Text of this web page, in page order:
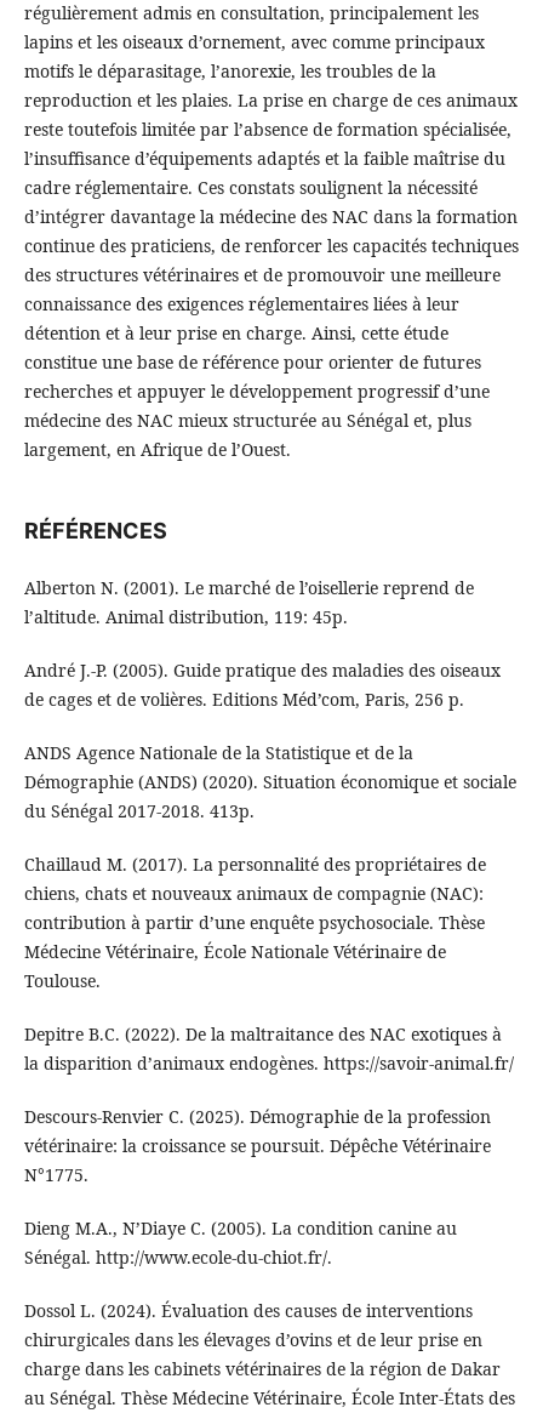
régulièrement admis en consultation, principalement les
lapins et les oiseaux d’ornement, avec comme principaux
motifs le déparasitage, l’anorexie, les troubles de la
reproduction et les plaies. La prise en charge de ces animaux
reste toutefois limitée par l’absence de formation spécialisée,
l’insuffisance d’équipements adaptés et la faible maîtrise du
cadre réglementaire. Ces constats soulignent la nécessité
d’intégrer davantage la médecine des NAC dans la formation
continue des praticiens, de renforcer les capacités techniques
des structures vétérinaires et de promouvoir une meilleure
connaissance des exigences réglementaires liées à leur
détention et à leur prise en charge. Ainsi, cette étude
constitue une base de référence pour orienter de futures
recherches et appuyer le développement progressif d’une
médecine des NAC mieux structurée au Sénégal et, plus
largement, en Afrique de l’Ouest.
RÉFÉRENCES
Alberton N. (2001). Le marché de l’oisellerie reprend de
l’altitude. Animal distribution, 119: 45p.
André J.-P. (2005). Guide pratique des maladies des oiseaux
de cages et de volières. Editions Méd’com, Paris, 256 p.
ANDS Agence Nationale de la Statistique et de la
Démographie (ANDS) (2020). Situation économique et sociale
du Sénégal 2017-2018. 413p.
Chaillaud M. (2017). La personnalité des propriétaires de
chiens, chats et nouveaux animaux de compagnie (NAC):
contribution à partir d’une enquête psychosociale. Thèse
Médecine Vétérinaire, École Nationale Vétérinaire de
Toulouse.
Depitre B.C. (2022). De la maltraitance des NAC exotiques à
la disparition d’animaux endogènes. https://savoir-animal.fr/
Descours-Renvier C. (2025). Démographie de la profession
vétérinaire: la croissance se poursuit. Dépêche Vétérinaire
N°1775.
Dieng M.A., N’Diaye C. (2005). La condition canine au
Sénégal. http://www.ecole-du-chiot.fr/.
Dossol L. (2024). Évaluation des causes de interventions
chirurgicales dans les élevages d’ovins et de leur prise en
charge dans les cabinets vétérinaires de la région de Dakar
au Sénégal. Thèse Médecine Vétérinaire, École Inter-États des